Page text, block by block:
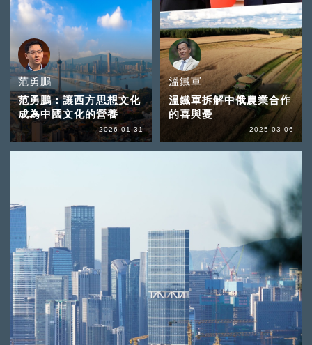
范勇鵬
范勇鵬：讓西方思想文化
成為中國文化的營養
2026-01-31
溫鐵軍
溫鐵軍拆解中俄農業合作
的喜與憂
2025-03-06